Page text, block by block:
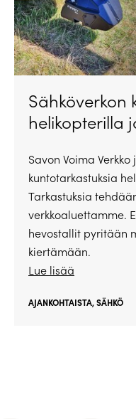
Sähköverkon
helikopterilla
Savon Voima
kuntotarkastuksia
Tarkastuksia
verkkoaluettamme.
hevostallit pyritään
kiertämään.
Lue lisää
AJANKOHTAISTA,SÄHKÖ